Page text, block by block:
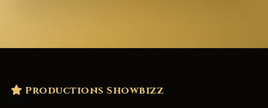
Productions Showbizz